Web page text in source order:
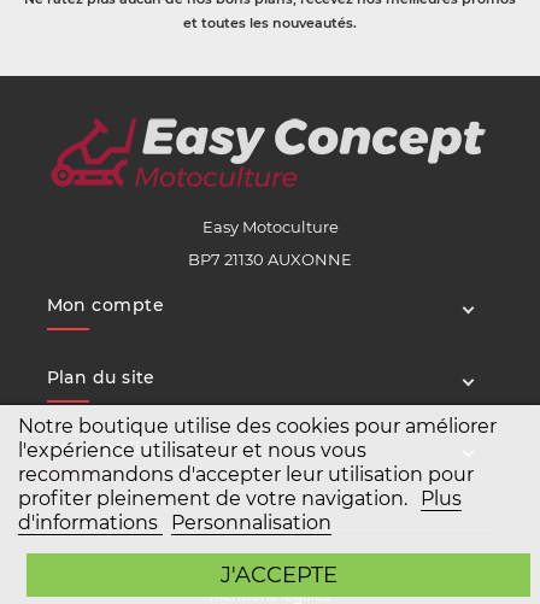
Notre boutique utilise des cookies pour améliorer
l'expérience utilisateur et nous vous
recommandons d'accepter leur utilisation pour
profiter pleinement de votre navigation.
Plus
d'informations
Personnalisation
J'ACCEPTE
et toutes les nouveautés.
Easy Motoculture
BP7 21130 AUXONNE
Mon compte
Plan du site
Service client
Copyright Easy Motoculture 2026
Mentions légales